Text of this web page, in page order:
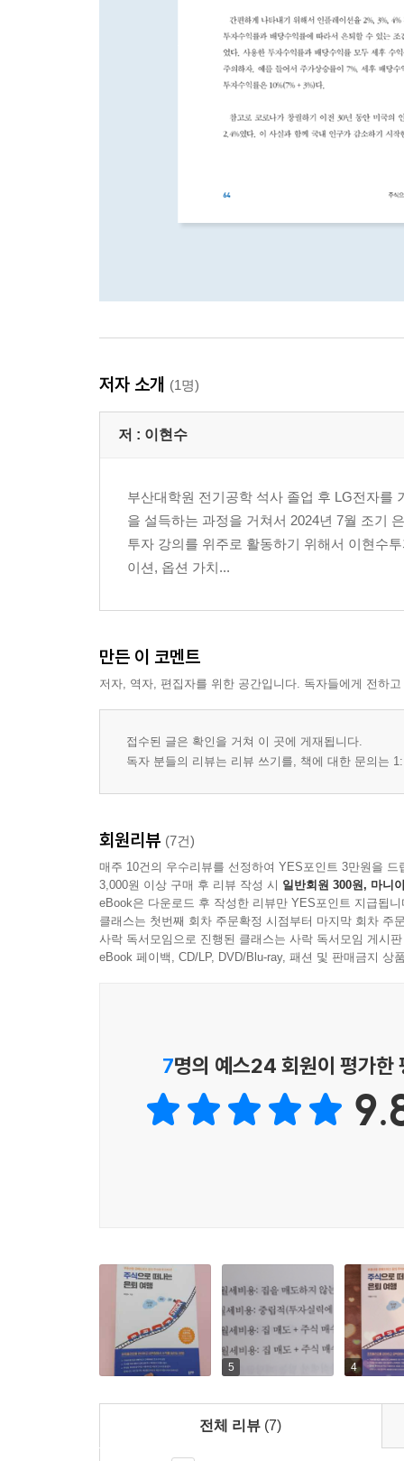
저자 소개 (1명)
저 : 이현수
부산대학원 전기공학 석사 졸업 후 LG전자를
을 설득하는 과정을 거쳐서 2024년 7월 조기
투자 강의를 위주로 활동하기 위해서 이현수
이션, 옵션 가치...
만든 이 코멘트
저자, 역자, 편집자를 위한 공간입니다. 독자들에게 전하
접수된 글은 확인을 거쳐 이 곳에 게재됩니다.
독자 분들의 리뷰는 리뷰 쓰기를, 책에 대한 문의는
회원리뷰 (7건)
매주 10건의 우수리뷰를 선정하여 YES포인트 3만원을 드
3,000원 이상 구매 후 리뷰 작성 시 일반회원 300원, 마니
eBook은 다운로드 후 작성한 리뷰만 YES포인트 지급됩니
클래스는 첫번째 회차 주문확정 시점부터 마지막 회차 주
사락 독서모임으로 진행된 클래스는 사락 독서모임 게시
eBook 페이백, CD/LP, DVD/Blu-ray, 패션 및 판매금지 상
7명의 예스24 회원이 평가한
5 4
전체 리뷰 (7)